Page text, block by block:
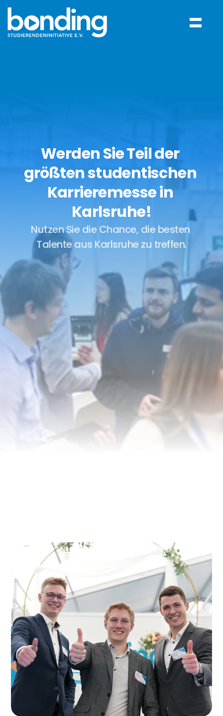
Werden Sie Teil der
größten studentischen
Karrieremesse in
Karlsruhe!
Nutzen Sie die Chance, die besten
Talente aus Karlsruhe zu treffen.